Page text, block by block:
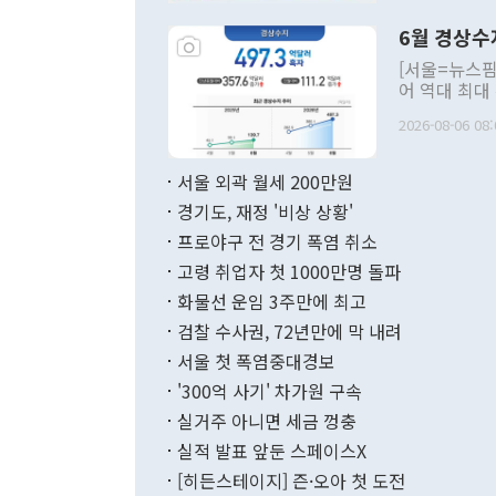
주의적 희망
관의 대북
관 부처 장
관의 무리한
다. [정동영 통일부 장관이 지난달 23일 오후 서울 종로구 정부서울청사에
무너졌다고
함께 4자 대
"우리의 선
6월 경상
[서울=뉴스
어 역대 최
료=한국은행] 한국은행이 6일 발표한 '2026년 6월 국제수지(잠정)'
며 월간 기
196.9% 급
수출은
기록했지만
로 전환됐다.
2026-08-06
서울 외곽 월세 200만원
경기도, 재정 '비상 상황'
프로야구 전 경기 폭염 취소
고령 취업자 첫 1000만명 돌파
화물선 운임 3주만에 최고
검찰 수사권, 72년만에 막 내려
서울 첫 폭염중대경보
'300억 사기' 차가원 구속
실거주 아니면 세금 껑충
실적 발표 앞둔 스페이스X
[히든스테이지] 즌·오아 첫 도전